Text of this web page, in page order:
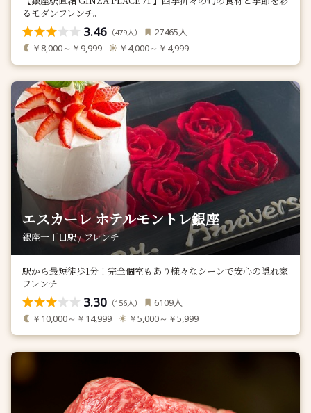
るモダンフレンチ。
3.46 （479人） 27465人
￥8,000～￥9,999 ￥4,000～￥4,999
エスカーレ ホテルモントレ銀座
銀座一丁目駅 / フレンチ
駅から最短徒歩1分！完全個室もあり様々なシーンで安心の隠れ家
フレンチ
3.30 （156人） 6109人
￥10,000～￥14,999 ￥5,000～￥5,999